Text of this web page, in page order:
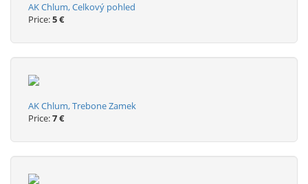
AK Chlum, Celkový pohled
Price:5 €
AK Chlum, Trebone Zamek
Price:7 €